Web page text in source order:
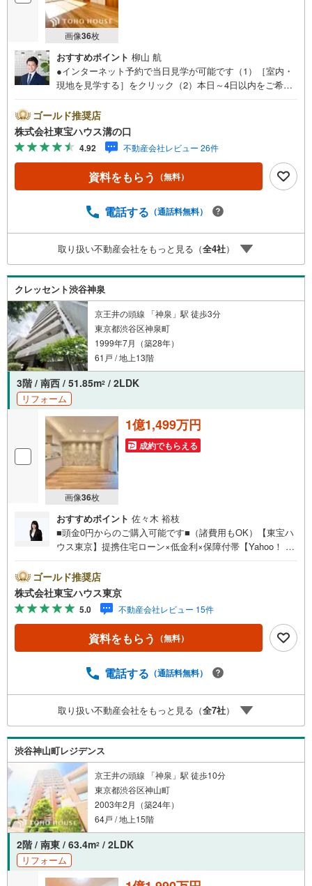
画像36枚
おすすめポイント 柳山 航
●インターネット予約で当日見学が可能です（1）［室内・
現地を見学する］をクリック（2）本日～4日以内をご希望
い！●10:00～21:00はお電話でのお問い合わせがスムーズで
す。【Yahoo！ 不動産キャンペーン対象店舗】当店で物件
を成約するとPayPayポイントがもらえる「Yahoo！不動産
物件ご成約キャンペーン」の対象になります。「資料をも
らう」「見学予約をする」ボタンからお問い合わせくださ
い。※必ずYahoo！ JAPAN IDでログインしてください。※P
客様からのお言葉に感謝してこれからも楽しく素敵なお家
か？何も決まっていなくて大丈夫！まずはお客様の夢をお
聞かせ下さい！未来の「不安」を「安心」に変える「未来
カレンダー」もご来店時に好評です。スタッフ一同いつで
もお客様のお問合せをお待ちしております。
ゴールド推奨店
株式会社東宝ハウス溝の口
4.92 不動産会社レビュー 26件
資料をもらう （無料）
電話する （通話料無料）
取り扱い不動産会社をもっと見る（全4社）
クレッセント渋谷神泉
京王井の頭線 「神泉」駅 徒歩3分
東京都渋谷区神泉町
1999年7月（築28年）
61戸 / 地上13階
3階 / 南西 / 51.85m2 / 2LDK
リフォーム
画像36枚
1億1,499万円
成約でもらえる
おすすめポイント 佐々木 裕枝
■頭金0円からのご購入可能です■（諸費用もOK）【東宝ハ
ウス東京】提携住宅ローン×低金利×保障付帯【Yahoo！ 不
ayボーナスライトがもらえる「Yahoo！ 不動産 物件ご成約
キャンペーン」の対象になります。「資料をもらう」「見
学予約をする」ボタンからお問い合わせください。※必ずY
ahoo！ JAPAN IDでログインしてください。※PayPayボー
ナスライトは出金と譲渡はできません。ご案内・詳細な資
料のご請求はお気軽にどうぞ♪お電話でのお問い合わせも
ゴールド推奨店
株式会社東宝ハウス東京
5.0 不動産会社レビュー 15件
資料をもらう （無料）
電話する （通話料無料）
取り扱い不動産会社をもっと見る（全7社）
渋谷神山町レジデンス
京王井の頭線 「神泉」駅 徒歩10分
東京都渋谷区神山町
2003年2月（築24年）
64戸 / 地上15階
2階 / 南東 / 63.4m2 / 2LDK
リフォーム